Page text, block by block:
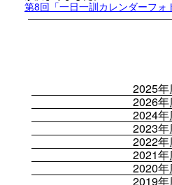
第8回「一日一訓カレンダーフォ
2025年
2026年
2024年
2023年
2022年
2021年
2020年
2019年